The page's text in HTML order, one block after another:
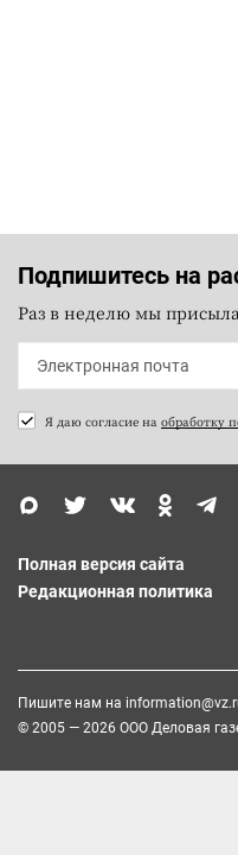
Подпишитесь на
Раз в неделю мы
Я даю согласие на обработку
Полная версия сайта
Редакционная политика
Пишите нам на
© 2005 — 2026 ООО Деловая